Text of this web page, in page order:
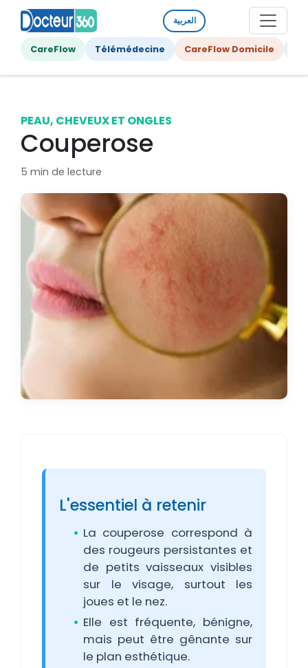
العربية
CareFlow Télémédecine CareFlow Domicile
PEAU, CHEVEUX ET ONGLES
Couperose
5 min de lecture
L'essentiel à retenir
La couperose correspond à
des rougeurs persistantes et
de petits vaisseaux visibles
sur le visage, surtout les
joues et le nez.
Elle est fréquente, bénigne,
mais peut être gênante sur
le plan esthétique.